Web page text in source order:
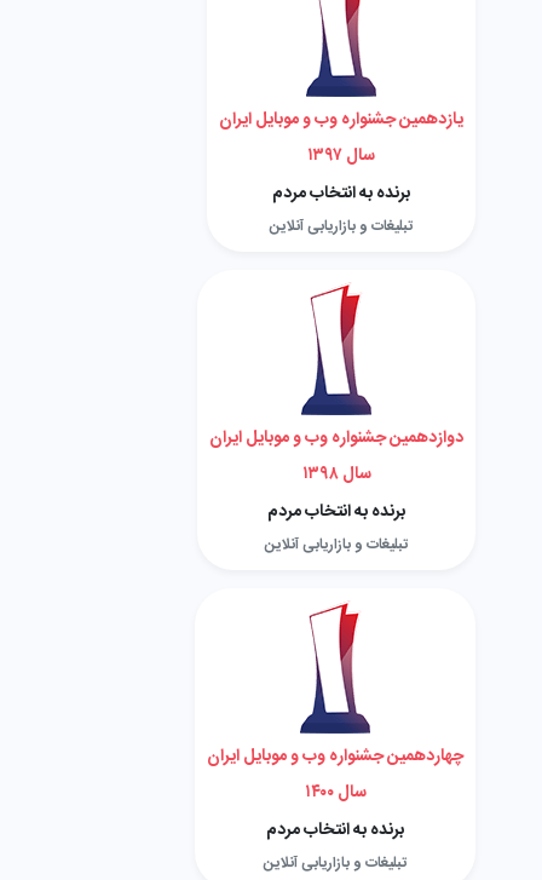
یازدهمین جشنواره وب و موبایل ایران
سال ۱۳۹۷
برنده به انتخاب مردم
تبلیغات و بازاریابی آنلاین
دوازدهمین جشنواره وب و موبایل ایران
سال ۱۳۹۸
برنده به انتخاب مردم
تبلیغات و بازاریابی آنلاین
چهاردهمین جشنواره وب و موبایل ایران
سال ۱۴۰۰
برنده به انتخاب مردم
تبلیغات و بازاریابی آنلاین